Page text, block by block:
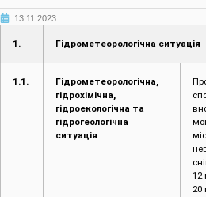
13.11.2023
1. Гідрометеорологічна ситуація
1.1.
Гідрометеорологічна,
гідрохімічна,
гідроекологічна та
гідрогеологічна
ситуація
12
20